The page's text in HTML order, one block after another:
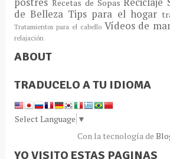
Recetas de Sopas
de Belleza Tips para el hogar
Tratamientos para el cabello Vídeos de
relajación
ABOUT
TRADUCELO A TU IDIOMA
Select Language ▼
Con la tecnología de
YO VISITO ESTAS PAGINAS